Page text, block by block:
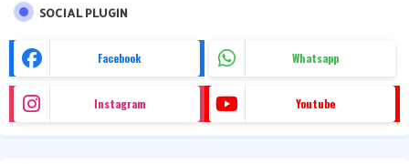
SOCIAL PLUGIN
Facebook Whatsapp
Instagram Youtube